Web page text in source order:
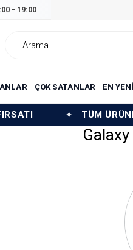
- 19:00
ÇOK SATANLAR EN
TÜM